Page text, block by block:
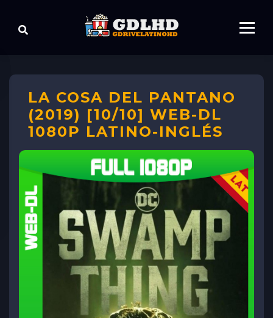
LA COSA DEL PANTANO
(2019) [10/10] WEB-DL
1080P LATINO-INGLÉS